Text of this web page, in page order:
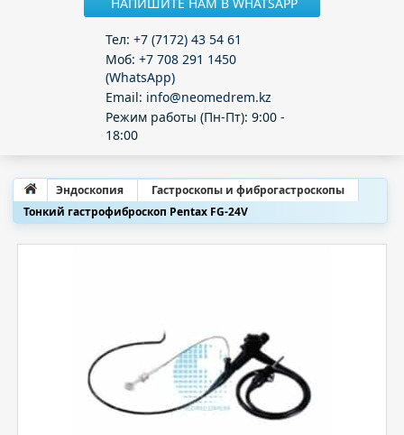
Тел: +7 (7172) 43 54 61
Моб: +7 708 291 1450
(WhatsApp)
Email: info@neomedrem.kz
Режим работы (Пн-Пт): 9:00 -
18:00
Эндоскопия
Гастроскопы и фиброгастроскопы
Тонкий гастрофиброскоп Pentax FG-24V